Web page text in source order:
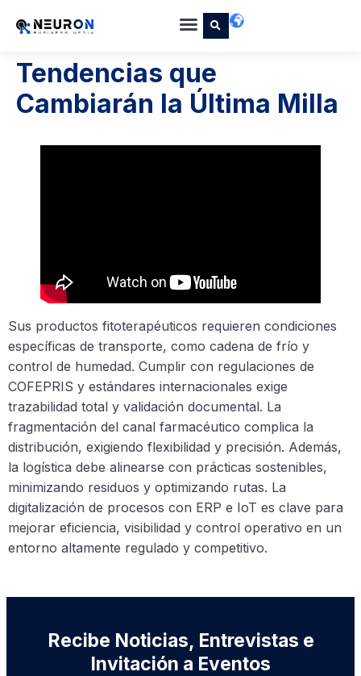
Tendencias que
Cambiarán la Última Milla
Sus productos fitoterapéuticos requieren condiciones
específicas de transporte, como cadena de frío y
control de humedad. Cumplir con regulaciones de
COFEPRIS y estándares internacionales exige
trazabilidad total y validación documental. La
fragmentación del canal farmacéutico complica la
distribución, exigiendo flexibilidad y precisión. Además,
la logística debe alinearse con prácticas sostenibles,
minimizando residuos y optimizando rutas. La
digitalización de procesos con ERP e IoT es clave para
mejorar eficiencia, visibilidad y control operativo en un
entorno altamente regulado y competitivo.
Recibe Noticias, Entrevistas e
Invitación a Eventos